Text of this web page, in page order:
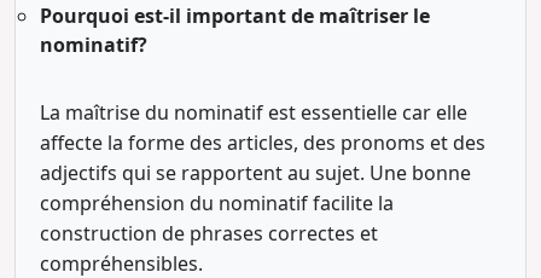
Pourquoi est-il important de maîtriser le
nominatif?
La maîtrise du nominatif est essentielle car elle
affecte la forme des articles, des pronoms et des
adjectifs qui se rapportent au sujet. Une bonne
compréhension du nominatif facilite la
construction de phrases correctes et
compréhensibles.